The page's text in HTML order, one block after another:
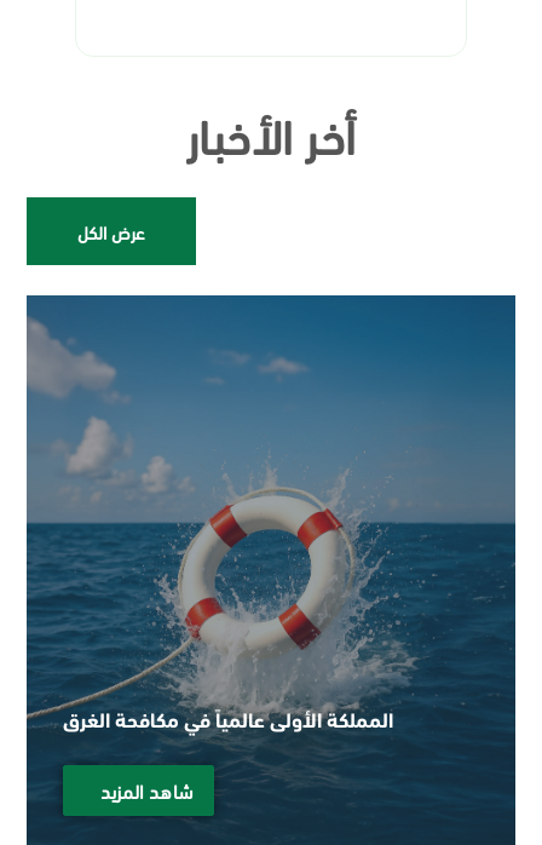
أخر الأخبار
عرض الكل
المملكة الأولى عالمياً في مكافحة الغرق
شاهد المزيد